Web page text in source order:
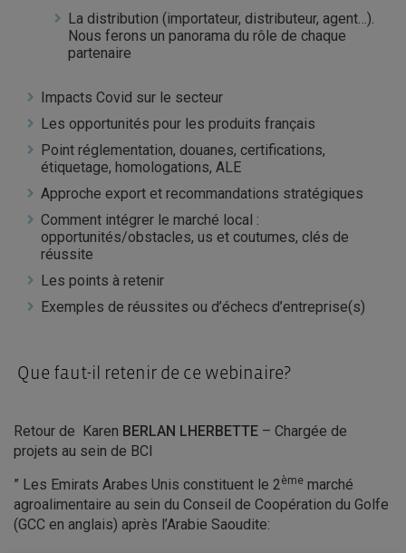
La distribution (importateur, distributeur, agent…).
Nous ferons un panorama du rôle de chaque
partenaire
Impacts Covid sur le secteur
Les opportunités pour les produits français
Point réglementation, douanes, certifications,
étiquetage, homologations, ALE
Approche export et recommandations stratégiques
Comment intégrer le marché local :
opportunités/obstacles, us et coutumes, clés de
réussite
Les points à retenir
Exemples de réussites ou d’échecs d’entreprise(s)
Que faut-il retenir de ce webinaire?
Retour de Karen BERLAN LHERBETTE – Chargée de
projets au sein de BCI
” Les Emirats Arabes Unis constituent le 2ème marché
agroalimentaire au sein du Conseil de Coopération du Golfe
(GCC en anglais) après l’Arabie Saoudite: